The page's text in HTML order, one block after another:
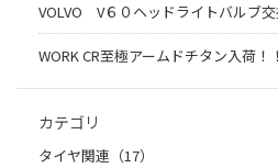
VOLVO V６０ヘッドライトバルブ
WORK CR至極アームドチタン入荷！！
カテゴリ
タイヤ関連（17）